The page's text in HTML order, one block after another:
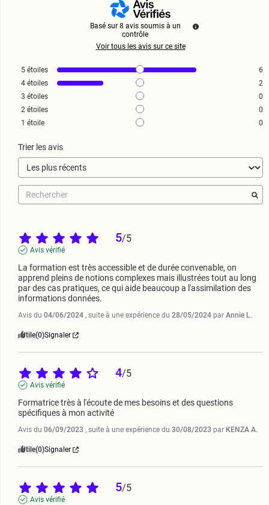
Basé sur 8 avis soumis à un
contrôle
Voir tous les avis sur ce site
5 étoiles
6
4 étoiles
2
3 étoiles
0
2 étoiles
0
1 étoile 0
Trier les avis
5/5
Avis vérifié
La formation est très accessible et de durée convenable, on
apprend pleins de notions complexes mais illustrées tout au long
par des cas pratiques, ce qui aide beaucoup a l'assimilation des
informations données.
Avis du 04/06/2024 , suite à une expérience du 28/05/2024 par Annie L.
Utile(0)Signaler
4/5
Avis vérifié
Formatrice très à l'écoute de mes besoins et des questions
spécifiques à mon activité
Avis du 06/09/2023 , suite à une expérience du 30/08/2023 par KENZA A.
Utile(0)Signaler
5/5
Avis vérifié